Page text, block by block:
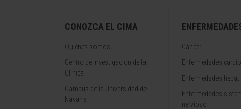
CONOZCA EL CIMA
Quiénes somos
Centro de Investigacion de la
Clínica
Campus de la Universidad de
Navarra
Cáncer
Enfermedades
Enfermedades
Enfermedades
nervioso